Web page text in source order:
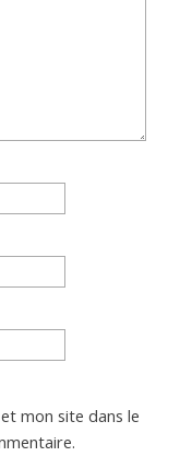
mon site dans le